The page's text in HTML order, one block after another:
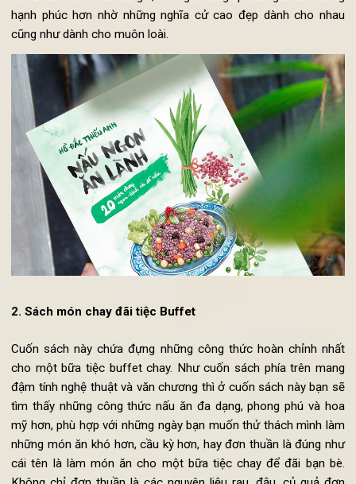
thức trình bày, minh họa chủ yếu của cuốn sách dạy nấu
chay này là những hình vẽ tay đơn giản, thân thiện, gần gũi.
là một cuốn sách có nội dung và cách trình bày chứa
nhiều tâm tình của tác giả, đơn giản là giúp các gia đình
hạnh phúc hơn nhờ những nghĩa cử cao đẹp dành cho
cũng như dành cho muôn loài.
2.Sách món chay đãi tiệcBuffet
Cuốn sách này chứa đựng những công thức hoàn chỉnh
cho một bữa tiệc buffet chay. Như cuốn sách phía trên